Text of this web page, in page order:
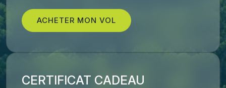
ACHETER MON VOL
CERTIFICAT CADEAU